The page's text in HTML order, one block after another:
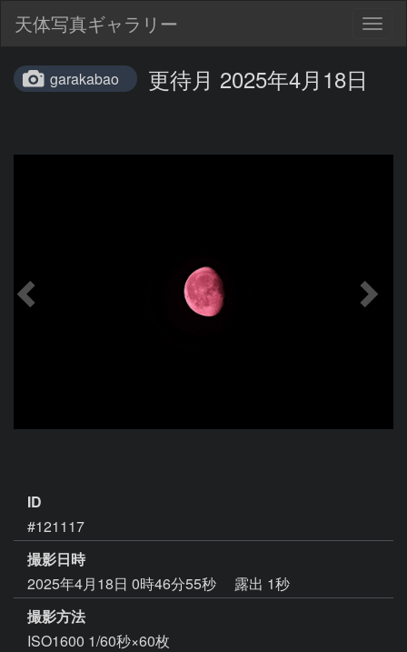
天体写真ギャラリー
garakabao 更待月 2025年4月18日
ID
#121117
撮影日時
2025年4月18日 0時46分55秒
露出 1秒
撮影方法
ISO1600 1/60秒×60枚